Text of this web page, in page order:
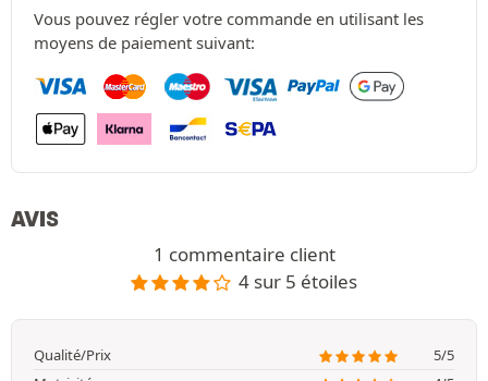
Vous pouvez régler votre commande en utilisant les
moyens de paiement suivant:
AVIS
1 commentaire client
4 sur 5 étoiles
Qualité/Prix
5/5